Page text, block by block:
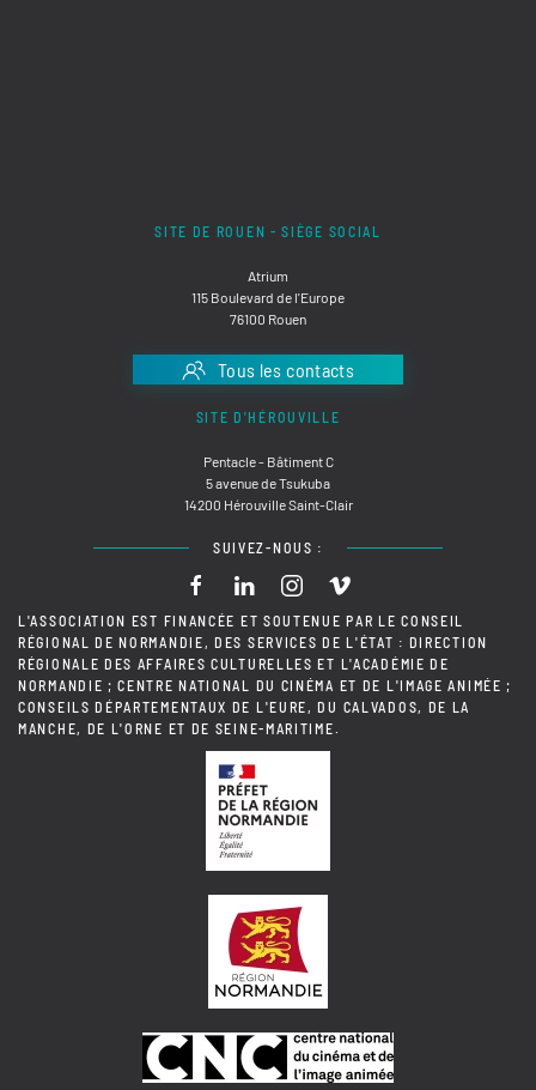
SITE DE ROUEN - SIÈGE SOCIAL
Atrium
115 Boulevard de l'Europe
76100 Rouen
Tous les contacts
SITE D'HÉROUVILLE
Pentacle - Bâtiment C
5 avenue de Tsukuba
14200 Hérouville Saint-Clair
SUIVEZ-NOUS :
L'ASSOCIATION EST FINANCÉE ET SOUTENUE PAR LE CONSEIL
RÉGIONAL DE NORMANDIE, DES SERVICES DE L'ÉTAT : DIRECTION
RÉGIONALE DES AFFAIRES CULTURELLES ET L'ACADÉMIE DE
NORMANDIE ; CENTRE NATIONAL DU CINÉMA ET DE L'IMAGE ANIMÉE ;
CONSEILS DÉPARTEMENTAUX DE L'EURE, DU CALVADOS, DE LA
MANCHE, DE L'ORNE ET DE SEINE-MARITIME.